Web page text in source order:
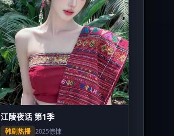
江陵夜话 第1季
韩剧热播 2025惊悚